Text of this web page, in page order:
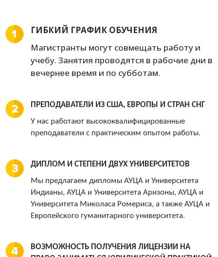
ГИБКИЙ ГРАФИК ОБУЧЕНИЯ
Магистранты могут совмещать работу и
учебу. Занятия проводятся в рабочие дни в
вечернее время и по субботам.
ПРЕПОДАВАТЕЛИ ИЗ США, ЕВРОПЫ И СТРАН СНГ
У нас работают высококвалифицированные
преподаватели с практическим опытом работы.
ДИПЛОМ И СТЕПЕНИ ДВУХ УНИВЕРСИТЕТОВ
Мы предлагаем дипломы АУЦА и Университета
Индианы, АУЦА и Университета Аризоны, АУЦА и
Университета Миколаса Ромериса, а также АУЦА и
Европейского гуманитарного университета.
ВОЗМОЖНОСТЬ ПОЛУЧЕНИЯ ЛИЦЕНЗИИ НА